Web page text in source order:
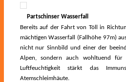
Partschinser Wasserfall
Bereits auf der Fahrt von Töll in
mächtigen Wasserfall (Fallhöhe 97m)
nicht nur Sinnbild und einer der
Alpen, sondern auch wohltuend für
Luftfeuchtigkeit stärkt das
Atemschleimhäute.